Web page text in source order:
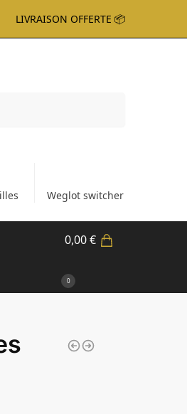
LIVRAISON OFFERTE 📦
Weglot switcher
0,00€
0